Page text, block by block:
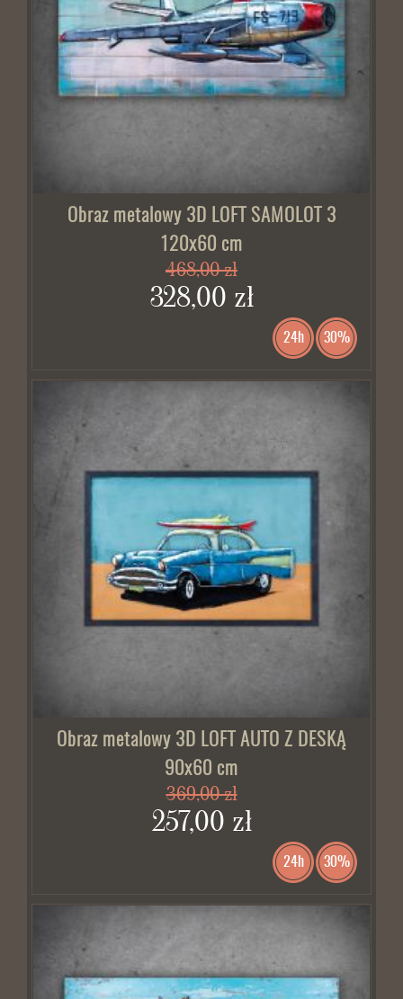
Obraz metalowy 3D LOFT SAMOLOT 3
120x60 cm
468,00 zł
328,00 zł
24h 30%
Obraz metalowy 3D LOFT AUTO Z DESKĄ
90x60 cm
369,00 zł
257,00 zł
24h 30%